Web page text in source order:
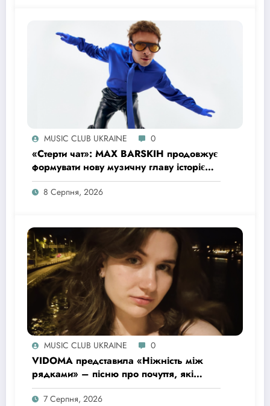
MUSIC CLUB UKRAINE 0
«Стерти чат»: MAX BARSKIH продовжує
формувати нову музичну главу історією
про сучасне кохання
8 Серпня, 2026
MUSIC CLUB UKRAINE 0
VIDOMA представила «Ніжність між
рядками» – пісню про почуття, які
живуть у мовчанні
7 Серпня, 2026